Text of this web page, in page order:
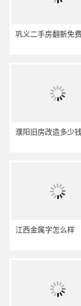
江西金属字怎么样